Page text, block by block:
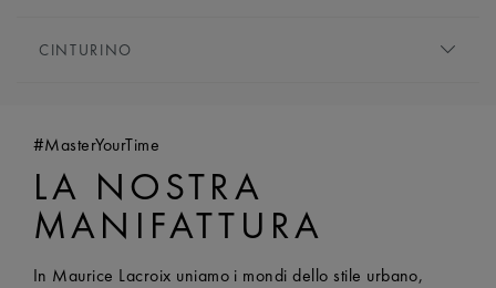
CINTURINO
COMPATIBILITÀ:
AI6008, AI6058 e AI6158
LARGHEZZA:25 mm
SISTEMA EASY CHANGE DISPONIBILE:
#MasterYourTime
LA NOSTRA
MANIFATTURA
In Maurice Lacroix uniamo i mondi dello stile urbano,